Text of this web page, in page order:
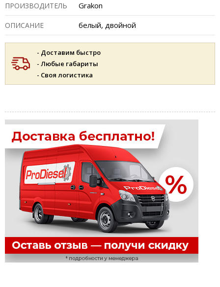
ПРОИЗВОДИТЕЛЬ Grakon
ОПИСАНИЕ белый, двойной
- Доставим быстро
- Любые габариты
- Своя логистика